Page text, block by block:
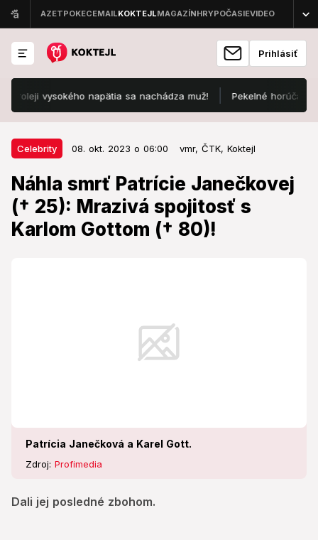
Prihlásiť
vysokého napätia sa nachádza muž! Pekelné horúčavy
Celebrity 08. okt. 2023 o 06:00 vmr, ČTK, Koktejl
Náhla smrť Patrície Janečkovej
(† 25): Mrazivá spojitosť s
Karlom Gottom († 80)!
Patrícia Janečková a Karel Gott.
Zdroj: Profimedia
Dali jej posledné zbohom.
Celebrity 08. okt. 2023 o 06:00
Náhla smrť Patrície Janečkovej (†
25): Mrazivá spojitosť s Karlom
Gottom († 80)!